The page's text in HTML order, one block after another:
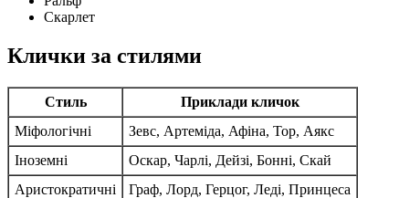
Скарлет
Клички за стилями
Стиль
Приклади кличок
Міфологічні
Зевс, Артеміда, Афіна, Тор, Аякс
Іноземні
Оскар, Чарлі, Дейзі, Бонні, Скай
Аристократичні
Граф, Лорд, Герцог, Леді, Принцеса